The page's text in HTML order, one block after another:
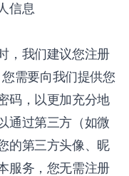
信息
，我们建议您注册
需要向我们提供您
码，以更加充分地
通过第三方（如微
的第三方头像、昵
服务，您无需注册